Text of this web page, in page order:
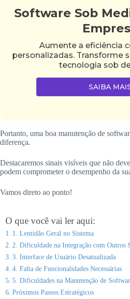
Software Sob
Aumente a eficiência
personalizadas. Transforme
tecnologia sob
SAIBA
Portanto, uma boa manutenção de
diferença.
Destacaremos sinais visíveis que não
podem comprometer o desempenho da
Vamos direto ao ponto!
O que você vai ler aqui:
1. Lentidão Geral no Sistema
2. Dificuldade na Integração com Outros
3. Interface de Usuário Desatualizada
4. Falta de Funcionalidades Necessárias
5. Dificuldades na Manutenção de
Próximos Passos Estratégicos